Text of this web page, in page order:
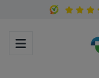
Toggle navigation